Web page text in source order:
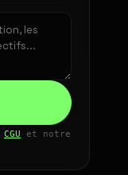
CGU et notre